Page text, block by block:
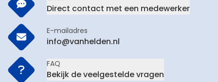
Direct contact met een medewerker
E-mailadres
info@vanhelden.nl
FAQ
Bekijk de veelgestelde vragen